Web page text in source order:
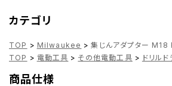
カテゴリ
TOP > Milwaukee > 集じんアダプター
TOP > 電動工具 > その他電動工具 > ドリルド
商品仕様